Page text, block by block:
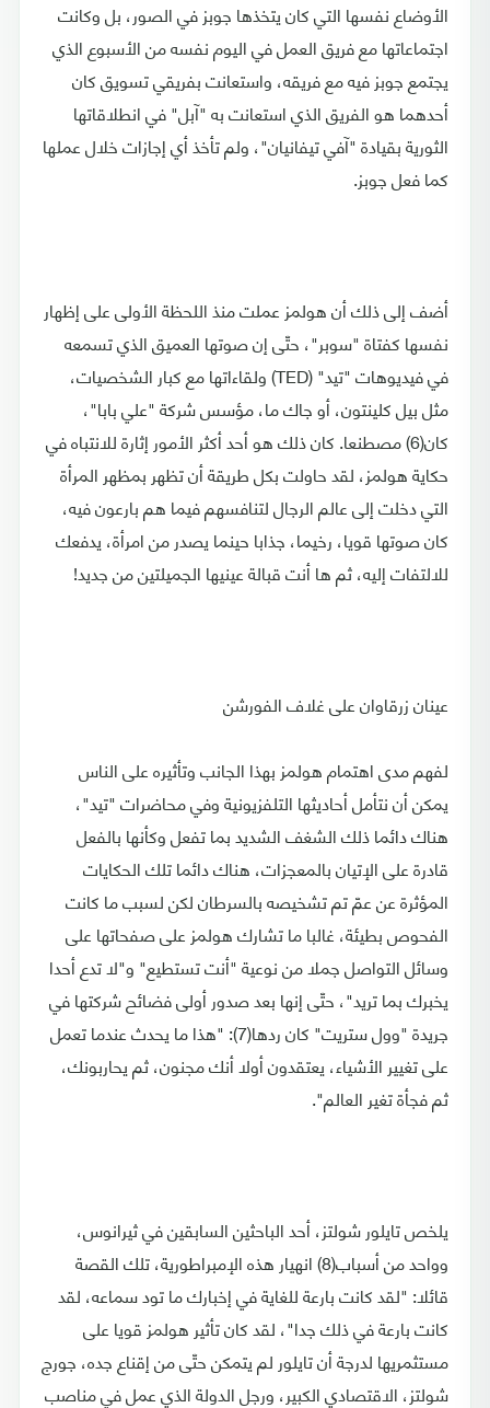
الأوضاع نفسها التي كان يتخذها جوبز في الصور، بل وكانت
اجتماعاتها مع فريق العمل في اليوم نفسه من الأسبوع الذي
يجتمع جوبز فيه مع فريقه، واستعانت بفريقي تسويق كان
أحدهما هو الفريق الذي استعانت به "آبل" في انطلاقاتها
الثورية بقيادة "آفي تيفانيان"، ولم تأخذ أي إجازات خلال عملها
كما فعل جوبز.
أضف إلى ذلك أن هولمز عملت منذ اللحظة الأولى على إظهار
نفسها كفتاة "سوبر"، حتّى إن صوتها العميق الذي تسمعه
في فيديوهات "تيد" (TED) ولقاءاتها مع كبار الشخصيات،
مثل بيل كلينتون، أو جاك ما، مؤسس شركة "علي بابا"،
كان(6) مصطنعا. كان ذلك هو أحد أكثر الأمور إثارة للانتباه في
حكاية هولمز، لقد حاولت بكل طريقة أن تظهر بمظهر المرأة
التي دخلت إلى عالم الرجال لتنافسهم فيما هم بارعون فيه،
كان صوتها قويا، رخيما، جذابا حينما يصدر من امرأة، يدفعك
للالتفات إليه، ثم ها أنت قبالة عينيها الجميلتين من جديد!
عينان زرقاوان على غلاف الفورشن
لفهم مدى اهتمام هولمز بهذا الجانب وتأثيره على الناس
يمكن أن نتأمل أحاديثها التلفزيونية وفي محاضرات "تيد"،
هناك دائما ذلك الشغف الشديد بما تفعل وكأنها بالفعل
قادرة على الإتيان بالمعجزات، هناك دائما تلك الحكايات
المؤثرة عن عمّ تم تشخيصه بالسرطان لكن لسبب ما كانت
الفحوص بطيئة، غالبا ما تشارك هولمز على صفحاتها على
وسائل التواصل جملا من نوعية "أنت تستطيع" و"لا تدع أحدا
يخبرك بما تريد"، حتّى إنها بعد صدور أولى فضائح شركتها في
جريدة "وول ستريت" كان ردها(7): "هذا ما يحدث عندما تعمل
على تغيير الأشياء، يعتقدون أولا أنك مجنون، ثم يحاربونك،
ثم فجأة تغير العالم".
يلخص تايلور شولتز، أحد الباحثين السابقين في ثيرانوس،
وواحد من أسباب(8) انهيار هذه الإمبراطورية، تلك القصة
قائلا: "لقد كانت بارعة للغاية في إخبارك ما تود سماعه، لقد
كانت بارعة في ذلك جدا"، لقد كان تأثير هولمز قويا على
مستثمريها لدرجة أن تايلور لم يتمكن حتّى من إقناع جده، جورج
شولتز، الاقتصادي الكبير، ورجل الدولة الذي عمل في مناصب